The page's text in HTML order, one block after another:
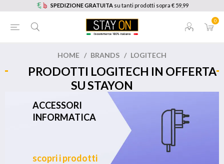
SPEDIZIONE GRATUITA su tanti prodotti sopra € 59,99
0
HOME / BRANDS / LOGITECH
PRODOTTI LOGITECH IN OFFERTA
SU STAYON
ACCESSORI
INFORMATICA
scopri i prodotti